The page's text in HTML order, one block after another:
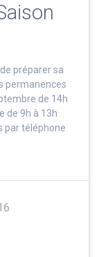
préparer sa
permanences
de 14h
de 9h à 13h
par téléphone